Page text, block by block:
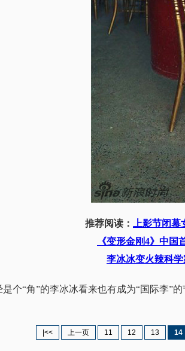
推荐阅读：
上影节闭
《变形金刚4》中
李冰冰变火辣科
个“角”的李冰冰看来也有成为“国际李”
|<< 上一页 11 12 13 14